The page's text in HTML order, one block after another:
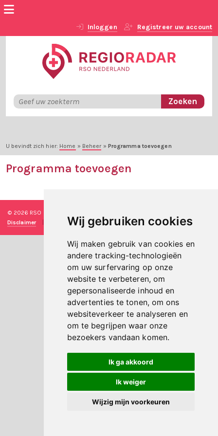
Wij gebruiken cookies
Wij maken gebruik van cookies en
andere tracking-technologieën
om uw surfervaring op onze
website te verbeteren, om
gepersonaliseerde inhoud en
advertenties te tonen, om ons
websiteverkeer te analyseren en
om te begrijpen waar onze
bezoekers vandaan komen.
Ik ga akkoord
Ik weiger
Wijzig mijn voorkeuren
Inloggen Registreer uw account
U bevindt zich hier: Home » Beheer » Programma toevoegen
Programma toevoegen
© 2026 RSO Nederland
Disclaimer
Privacy verklaring | Technische realisatieSieronline B.V.